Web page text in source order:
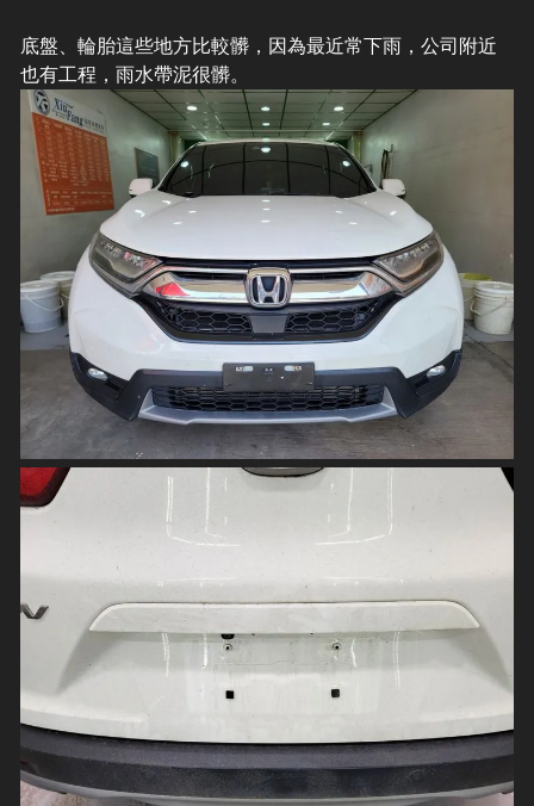
底盤、輪胎這些地方比較髒，因為最近常下雨，公司附近
也有工程，雨水帶泥很髒。